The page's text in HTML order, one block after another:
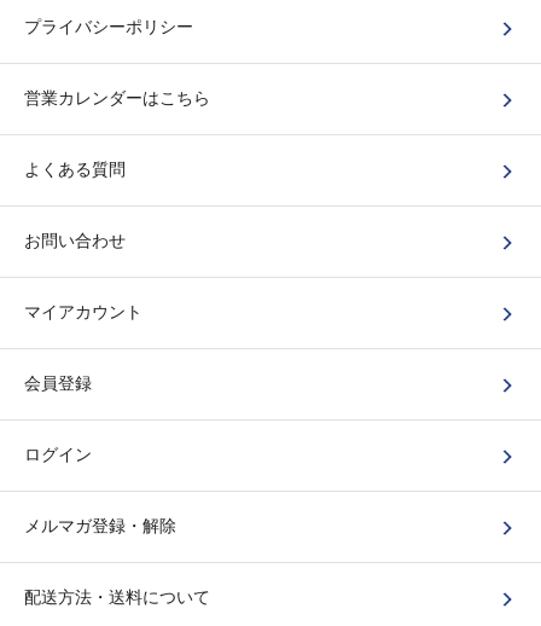
プライバシーポリシー
営業カレンダーはこちら
よくある質問
お問い合わせ
マイアカウント
会員登録
ログイン
メルマガ登録・解除
配送方法・送料について